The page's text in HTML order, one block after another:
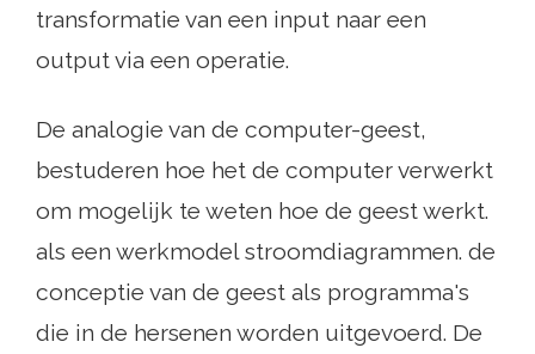
transformatie van een input naar een
output via een operatie.
De analogie van de computer-geest,
bestuderen hoe het de computer verwerkt
om mogelijk te weten hoe de geest werkt.
als een werkmodel stroomdiagrammen. de
conceptie van de geest als programma's
die in de hersenen worden uitgevoerd. De